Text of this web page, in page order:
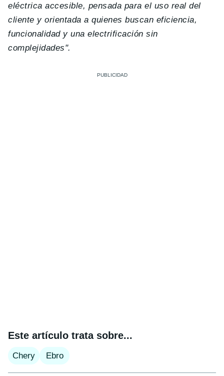
eléctrica accesible, pensada para el uso real del
cliente y orientada a quienes buscan eficiencia,
funcionalidad y una electrificación sin
complejidades".
Este artículo trata sobre...
Chery Ebro